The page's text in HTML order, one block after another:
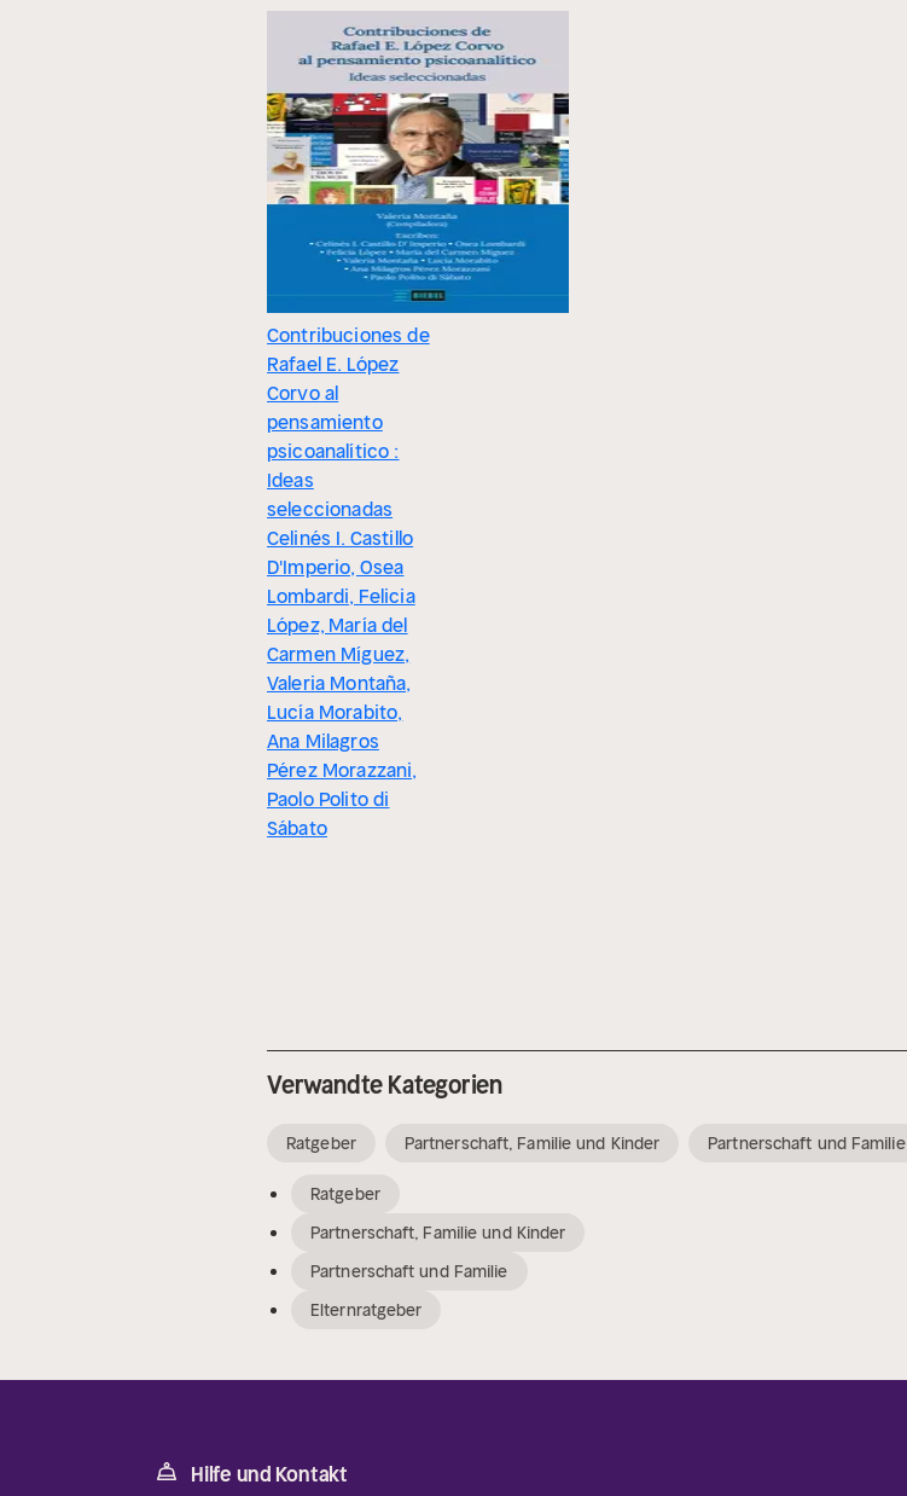
Contribuciones de
Rafael E. López
Corvo al
pensamiento
psicoanalítico :
Ideas
seleccionadas
Celinés I. Castillo
D'Imperio, Osea
Lombardi, Felicia
López, María del
Carmen Míguez,
Valeria Montaña,
Lucía Morabito,
Ana Milagros
Pérez Morazzani,
Paolo Polito di
Sábato
Verwandte Kategorien
Ratgeber Partnerschaft, Familie und Kinder Partnerschaft und Familie
Ratgeber
Partnerschaft, Familie und Kinder
Partnerschaft und Familie
Elternratgeber
Hilfe und Kontakt